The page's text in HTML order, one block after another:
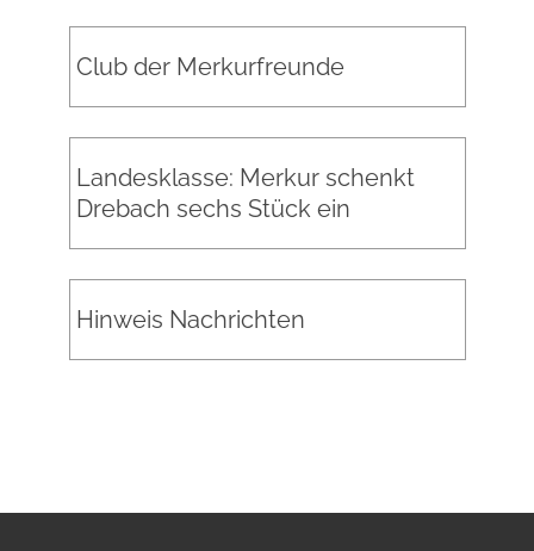
Club der Merkurfreunde
Landesklasse: Merkur schenkt
Drebach sechs Stück ein
Hinweis Nachrichten